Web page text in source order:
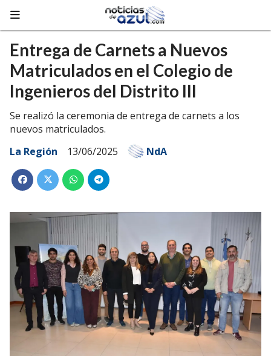
Entrega de Carnets a Nuevos
Matriculados en el Colegio de
Ingenieros del Distrito III
Se realizó la ceremonia de entrega de carnets a los
nuevos matriculados.
La Región
13/06/2025 NdA